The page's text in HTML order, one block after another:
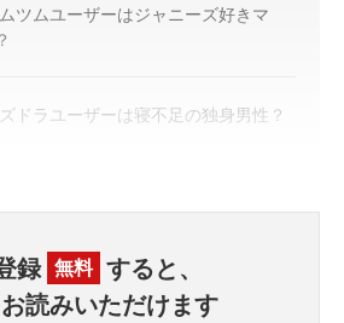
ツムユーザーはジャニーズ好きマ
ドラユーザーは寝不足の独身男性？
録 無料 すると、
読みいただけます